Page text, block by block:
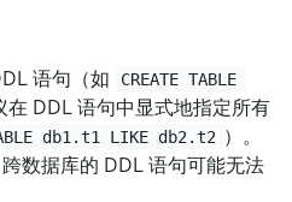
语句（如
CREATE TABLE
在 DDL 语句中显式地指定所有
db1.t1 LIKE db2.t2 ）。
数据库的 DDL 语句可能无法